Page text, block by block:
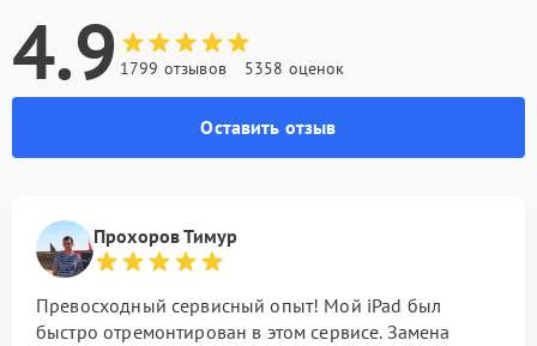
4.9 1799 отзывов 5358 оценок
Оставить отзыв
Прохоров Тимур
Превосходный сервисный опыт! Мой iPad был
быстро отремонтирован в этом сервисе. Замена